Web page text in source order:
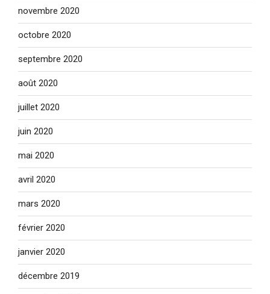
novembre 2020
octobre 2020
septembre 2020
août 2020
juillet 2020
juin 2020
mai 2020
avril 2020
mars 2020
février 2020
janvier 2020
décembre 2019